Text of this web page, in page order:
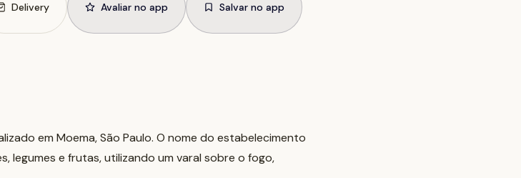
Delivery Avaliar no app Salvar no app
em Moema, São Paulo. O nome do estabelecimento
legumes e frutas, utilizando um varal sobre o fogo,